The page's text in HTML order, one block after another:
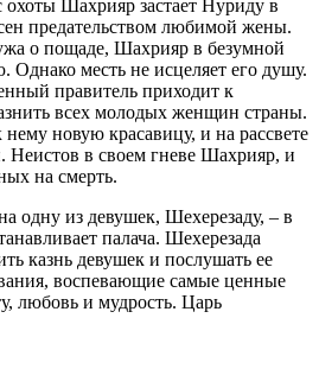
Шахрияр застает Нуриду в
предательством любимой жены.
о пощаде, Шахрияр в безумной
Однако месть не исцеляет его душу.
правитель приходит к
всех молодых женщин страны.
новую красавицу, и на рассвете
Неистов в своем гневе Шахрияр, и
на смерть.
одну из девушек, Шехерезаду, – в
палача. Шехерезада
казнь девушек и послушать ее
воспевающие самые ценные
любовь и мудрость. Царь